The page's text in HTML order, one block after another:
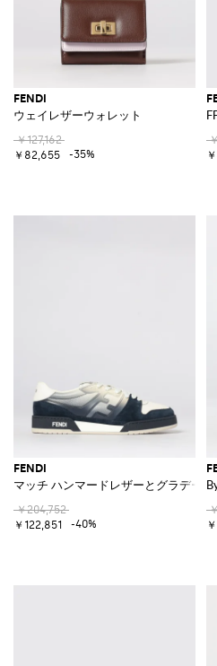
FENDI
ウェイレザーウォレット
￥127,162
￥82,655
-35%
FENDI
マッチ ハンマードレザーとグラデー
￥204,752
￥122,851
-40%